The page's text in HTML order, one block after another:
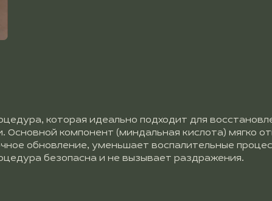
которая идеально подходит для
Основной компонент (миндальная кислота) мягко
обновление, уменьшает воспалительные
безопасна и не вызывает раздражения.